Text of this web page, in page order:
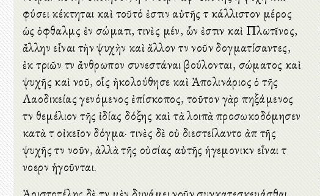
φύσει κέκτηται καὶ τοῦτό ἐστιν αὐτῆς τὸ κάλλιστον μέρος
ὡς ὀφθαλμὸς ἐν σώματι, τινὲς μέν, ὧν ἐστιν καὶ Πλωτῖνος,
ἄλλην εἶναι τὴν ψυχὴν καὶ ἄλλον τὸν νοῦν δογματίσαντες,
ἐκ τριῶν τὸν ἄνθρωπον συνεστάναι βούλονται, σώματος καὶ
ψυχῆς καὶ νοῦ, οἷς ἠκολούθησε καὶ Ἀπολινάριος ὁ τῆς
Λαοδικείας γενόμενος ἐπίσκοπος, τοῦτον γὰρ πηξάμενος
τὸν θεμέλιον τῆς ἰδίας δόξης καὶ τὰ λοιπὰ προσωκοδόμησεν
κατὰ τὸ οἰκεῖον δόγμα· τινὲς δὲ οὐ διεστείλαντο ἀπὸ τῆς
ψυχῆς τὸν νοῦν, ἀλλὰ τῆς οὐσίας αὐτῆς ἡγεμονικὸν εἶναι τὸ
νοερὸν ἡγοῦνται.